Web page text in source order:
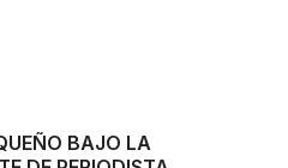
BAJO LA